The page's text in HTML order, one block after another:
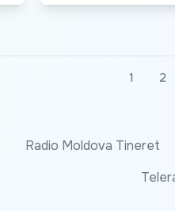
1 2
Radio Moldova Tineret